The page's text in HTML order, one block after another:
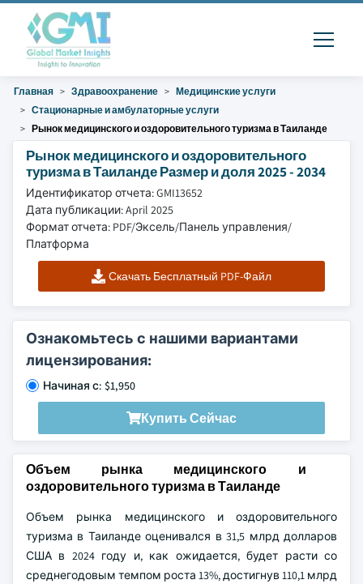
Главная Здравоохранение
Медицинские услуги
Стационарные и амбулаторные услуги
Рынок медицинского и оздоровительного туризма в Таиланде
Рынок медицинского и оздоровительного
туризма в Таиланде Размер и доля 2025 - 2034
Идентификатор отчета: GMI13652
Дата публикации: April 2025
Формат отчета: PDF/Эксель/Панель управления/
Платформа
Скачать Бесплатный PDF-Файл
Ознакомьтесь с нашими вариантами
лицензирования:
Начиная с: $1,950
Купить Сейчас
Объем рынка медицинского и
оздоровительного туризма в Таиланде
Объем рынка медицинского и оздоровительного
туризма в Таиланде оценивался в 31,5 млрд долларов
США в 2024 году и, как ожидается, будет расти со
среднегодовым темпом роста 13%, достигнув 110,1 млрд